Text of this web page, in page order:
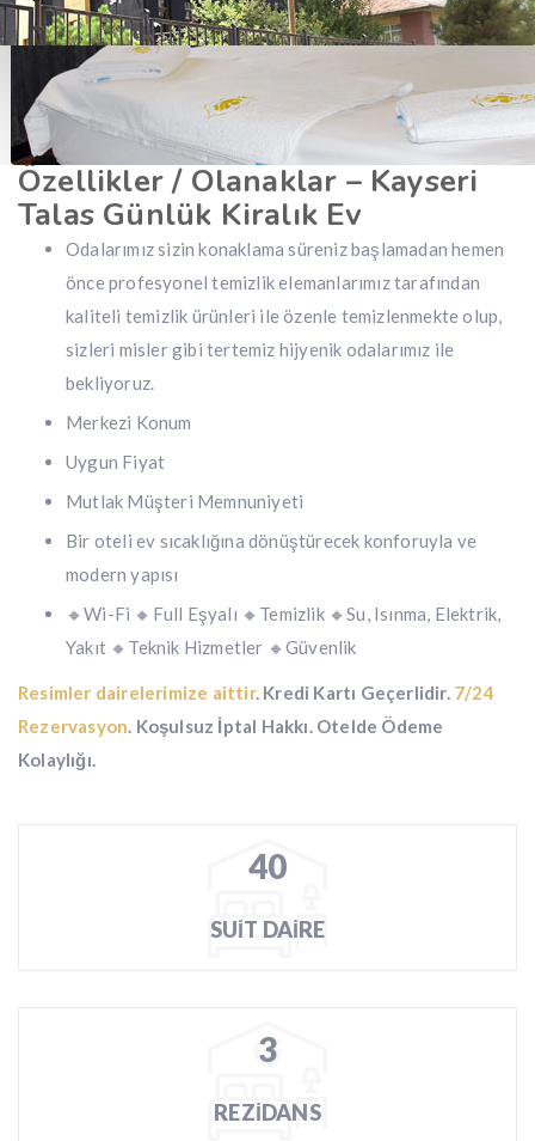
Özellikler / Olanaklar – Kayseri
Talas Günlük Kiralık Ev
Odalarımız sizin konaklama süreniz başlamadan hemen
önce profesyonel temizlik elemanlarımız tarafından
kaliteli temizlik ürünleri ile özenle temizlenmekte olup,
sizleri misler gibi tertemiz hijyenik odalarımız ile
bekliyoruz.
Merkezi Konum
Uygun Fiyat
Mutlak Müşteri Memnuniyeti
Bir oteli ev sıcaklığına dönüştürecek konforuyla ve
modern yapısı
🔸️Wi-Fi 🔸️Full Eşyalı 🔸️Temizlik 🔸️Su, Isınma, Elektrik,
Yakıt 🔸️Teknik Hizmetler 🔸️Güvenlik
Resimler dairelerimize aittir. Kredi Kartı Geçerlidir. 7/24
Rezervasyon. Koşulsuz İptal Hakkı. Otelde Ödeme
Kolaylığı.
40
SUİT DAİRE
3
REZİDANS